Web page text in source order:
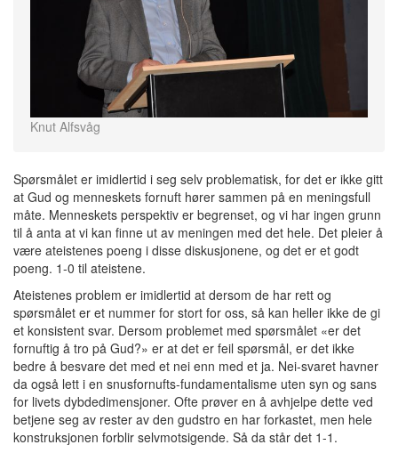
Knut Alfsvåg
Spørsmålet er imidlertid i seg selv problematisk, for det er ikke gitt
at Gud og menneskets fornuft hører sammen på en meningsfull
måte. Menneskets perspektiv er begrenset, og vi har ingen grunn
til å anta at vi kan finne ut av meningen med det hele. Det pleier å
være ateistenes poeng i disse diskusjonene, og det er et godt
poeng. 1-0 til ateistene.
Ateistenes problem er imidlertid at dersom de har rett og
spørsmålet er et nummer for stort for oss, så kan heller ikke de gi
et konsistent svar. Dersom problemet med spørsmålet «er det
fornuftig å tro på Gud?» er at det er feil spørsmål, er det ikke
bedre å besvare det med et nei enn med et ja. Nei-svaret havner
da også lett i en snusfornufts-fundamentalisme uten syn og sans
for livets dybdedimensjoner. Ofte prøver en å avhjelpe dette ved
betjene seg av rester av den gudstro en har forkastet, men hele
konstruksjonen forblir selvmotsigende. Så da står det 1-1.